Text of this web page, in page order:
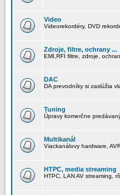
Video
Videorekordéry, DVD
Zdroje, filtre, ochrany ...
EMI,RFI filtre, zdroje,
DAC
DA prevodníky si zaslúžia
Tuning
Úpravy komerčne
Multikanál
Viackanálovy hardware,
HTPC, media streaming
HTPC, LAN AV streaming,